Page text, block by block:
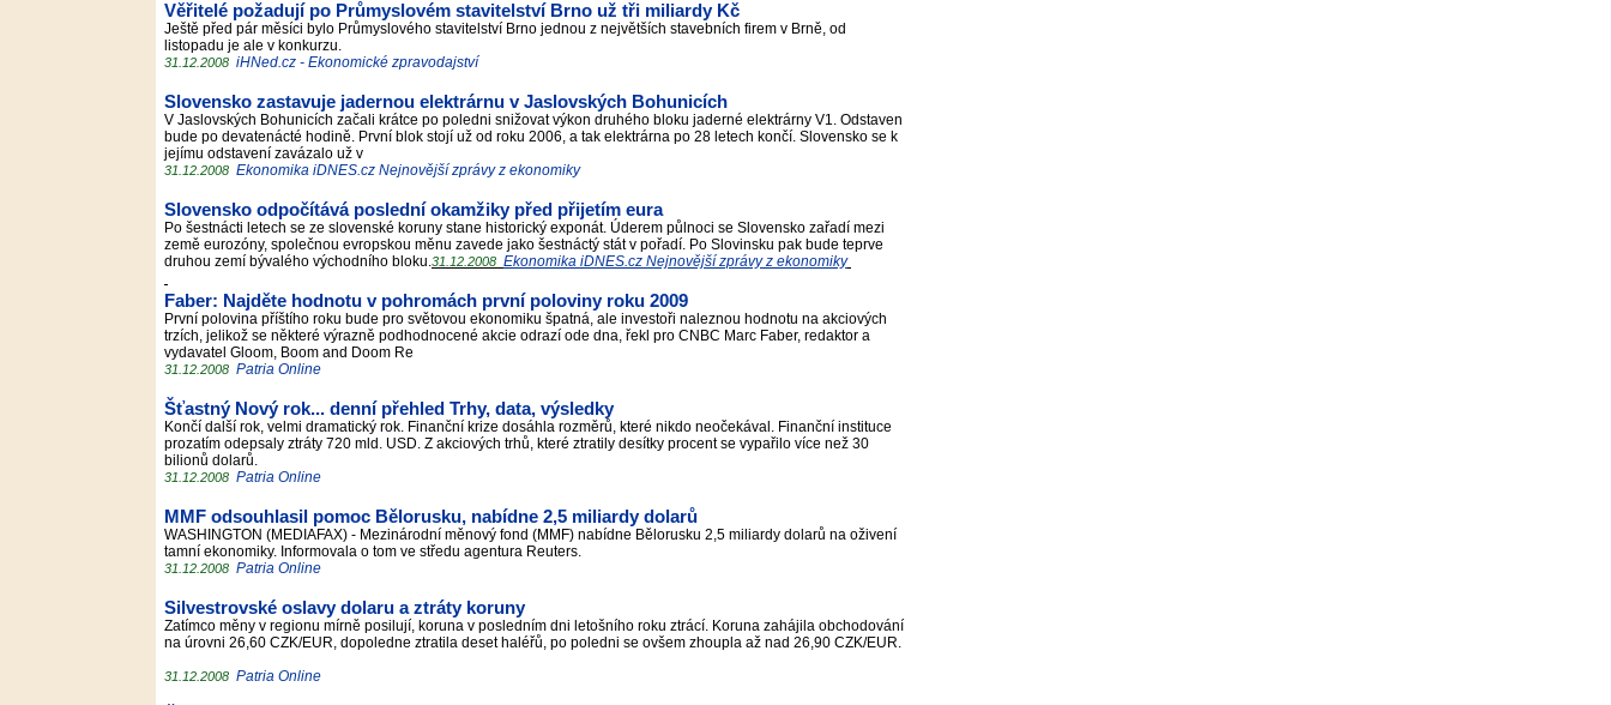
Věřitelé požadují po Průmyslovém stavitelství Brno už tři miliardy Kč
Ještě před pár měsíci bylo Průmyslového stavitelství Brno jednou z největších stavebních firem v Brně, od
listopadu je ale v konkurzu.
31.12.2008 iHNed.cz - Ekonomické zpravodajství
Slovensko zastavuje jadernou elektrárnu v Jaslovských Bohunicích
V Jaslovských Bohunicích začali krátce po poledni snižovat výkon druhého bloku jaderné elektrárny V1. Odstaven
bude po devatenácté hodině. První blok stojí už od roku 2006, a tak elektrárna po 28 letech končí. Slovensko se k
jejímu odstavení zavázalo už v
31.12.2008 Ekonomika iDNES.cz Nejnovější zprávy z ekonomiky
Slovensko odpočítává poslední okamžiky před přijetím eura
Po šestnácti letech se ze slovenské koruny stane historický exponát. Úderem půlnoci se Slovensko zařadí mezi
země eurozóny, společnou evropskou měnu zavede jako šestnáctý stát v pořadí. Po Slovinsku pak bude teprve
druhou zemí bývalého východního bloku.31.12.2008 Ekonomika iDNES.cz Nejnovější zprávy z ekonomiky
Faber: Najděte hodnotu v pohromách první poloviny roku 2009
První polovina příštího roku bude pro světovou ekonomiku špatná, ale investoři naleznou hodnotu na akciových
trzích, jelikož se některé výrazně podhodnocené akcie odrazí ode dna, řekl pro CNBC Marc Faber, redaktor a
vydavatel Gloom, Boom and Doom Re
31.12.2008 Patria Online
Šťastný Nový rok... denní přehled Trhy, data, výsledky
Končí další rok, velmi dramatický rok. Finanční krize dosáhla rozměrů, které nikdo neočekával. Finanční instituce
prozatím odepsaly ztráty 720 mld. USD. Z akciových trhů, které ztratily desítky procent se vypařilo více než 30
bilionů dolarů.
31.12.2008 Patria Online
MMF odsouhlasil pomoc Bělorusku, nabídne 2,5 miliardy dolarů
WASHINGTON (MEDIAFAX) - Mezinárodní měnový fond (MMF) nabídne Bělorusku 2,5 miliardy dolarů na oživení
tamní ekonomiky. Informovala o tom ve středu agentura Reuters.
31.12.2008 Patria Online
Silvestrovské oslavy dolaru a ztráty koruny
Zatímco měny v regionu mírně posilují, koruna v posledním dni letošního roku ztrácí. Koruna zahájila obchodování
na úrovni 26,60 CZK/EUR, dopoledne ztratila deset haléřů, po poledni se ovšem zhoupla až nad 26,90 CZK/EUR.
31.12.2008 Patria Online